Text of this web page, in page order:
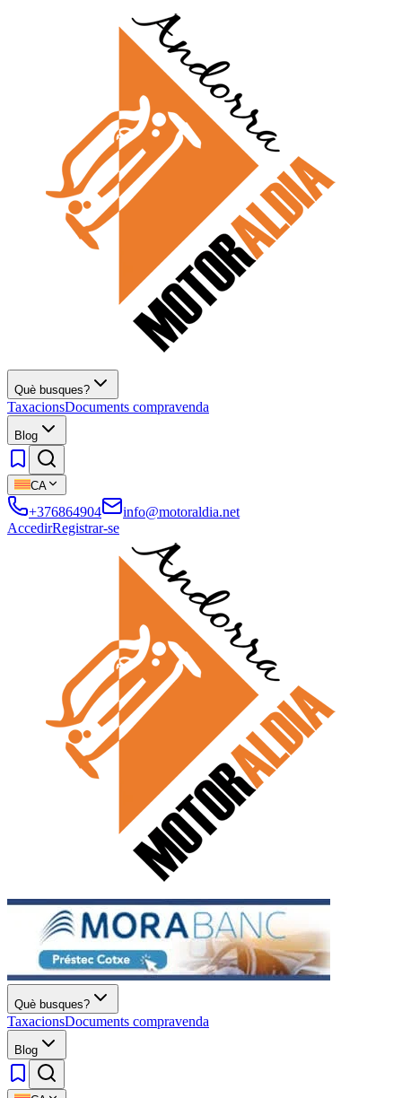
Què busques?
TaxacionsDocuments compravenda
Blog
CA
+376864904
info@motoraldia.net
AccedirRegistrar-se
Què busques?
TaxacionsDocuments compravenda
Blog